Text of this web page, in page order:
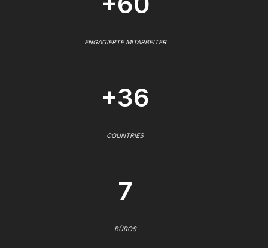
ENGAGIERTE MITARBEITER
+36
COUNTRIES
7
BÜROS